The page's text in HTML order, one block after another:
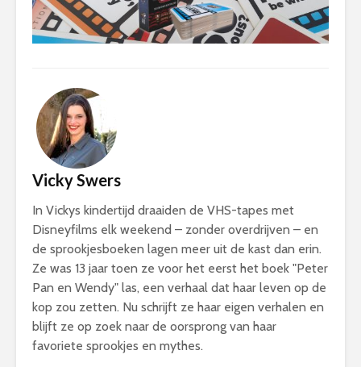
Vicky Swers
In Vickys kindertijd draaiden de VHS-tapes met
Disneyfilms elk weekend – zonder overdrijven – en
de sprookjesboeken lagen meer uit de kast dan erin.
Ze was 13 jaar toen ze voor het eerst het boek "Peter
Pan en Wendy" las, een verhaal dat haar leven op de
kop zou zetten. Nu schrijft ze haar eigen verhalen en
blijft ze op zoek naar de oorsprong van haar
favoriete sprookjes en mythes.